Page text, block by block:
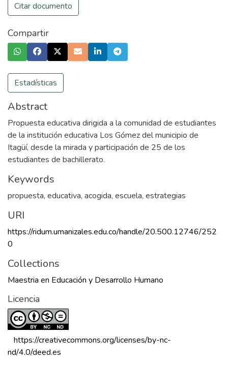
Citar documento
Compartir
Estadísticas
Abstract
Propuesta educativa dirigida a la comunidad de estudiantes
de la institución educativa Los Gómez del municipio de
Itagüí, desde la mirada y participación de 25 de los
estudiantes de bachillerato.
Keywords
propuesta, educativa, acogida, escuela, estrategias
URI
https://ridum.umanizales.edu.co/handle/20.500.12746/252
0
Collections
Maestria en Educación y Desarrollo Humano
Licencia
https://creativecommons.org/licenses/by-nc-
nd/4.0/deed.es